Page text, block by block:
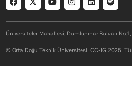
Üniversiteler Mahallesi, Dumlupınar Bulvarı
© Orta Doğu Teknik Üniversitesi. CC-IG 2025.